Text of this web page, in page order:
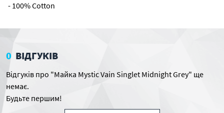
- 100% Cotton
0 ВІДГУКІВ
Відгуків про "Майка Mystic Vain Singlet Midnight Grey" ще
немає.
Будьте першим!